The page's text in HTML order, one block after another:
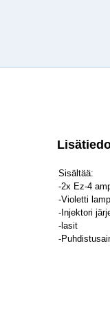
Sisältää:
-2x Ez-4
-Violetti
-Injektori
-lasit
-